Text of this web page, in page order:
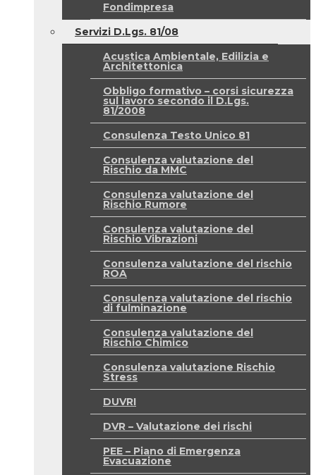
Fondimpresa
Servizi D.Lgs. 81/08
Acustica Ambientale, Edilizia e
Architettonica
Obbligo formativo – corsi sicurezza
sul lavoro secondo il D.Lgs.
81/2008
Consulenza Testo Unico 81
Consulenza valutazione del
Rischio da MMC
Consulenza valutazione del
Rischio Rumore
Consulenza valutazione del
Rischio Vibrazioni
Consulenza valutazione del rischio
ROA
Consulenza valutazione del rischio
di fulminazione
Consulenza valutazione del
Rischio Chimico
Consulenza valutazione Rischio
Stress
DUVRI
DVR – Valutazione dei rischi
PEE – Piano di Emergenza
Evacuazione